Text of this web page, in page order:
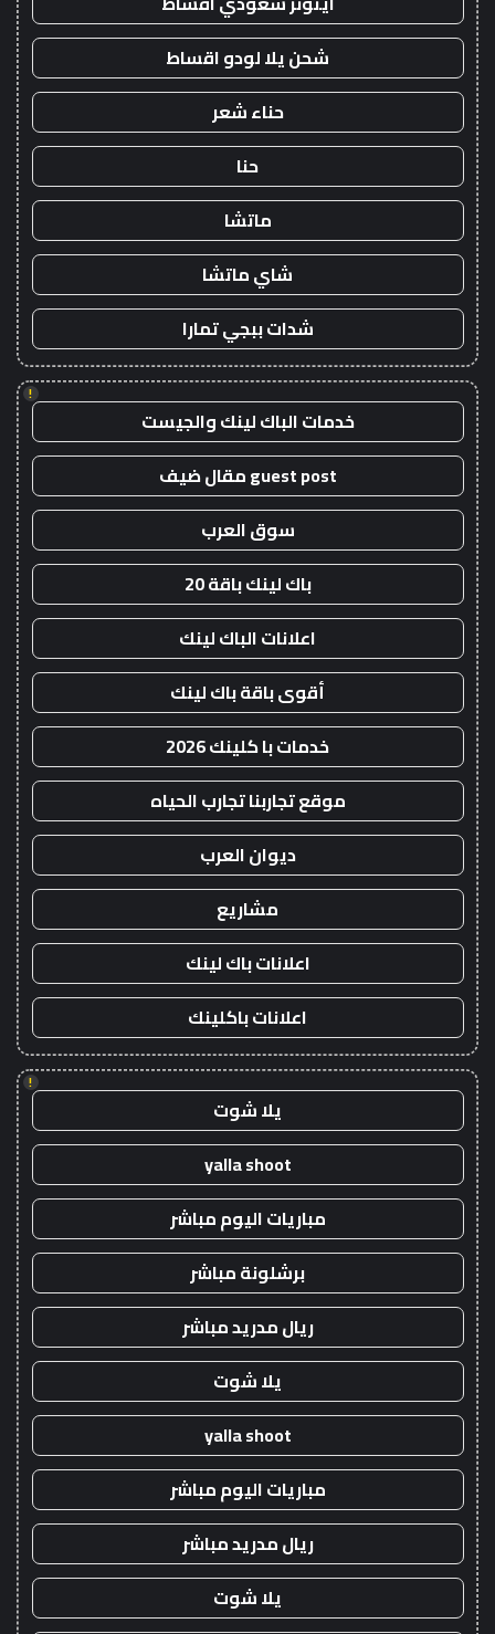
شحن يلا لودو اقساط
حناء شعر
حنا
ماتشا
شاي ماتشا
شدات ببجي تمارا
!
خدمات الباك لينك والجيست
guest post مقال ضيف
سوق العرب
باك لينك باقة 20
اعلانات الباك لينك
أقوى باقة باك لينك
خدمات با كلينك 2026
موقع تجاربنا تجارب الحياه
ديوان العرب
مشاريع
اعلانات باك لينك
اعلانات باكلينك
!
يلا شوت
yalla shoot
مباريات اليوم مباشر
برشلونة مباشر
ريال مدريد مباشر
يلا شوت
yalla shoot
مباريات اليوم مباشر
ريال مدريد مباشر
يلا شوت